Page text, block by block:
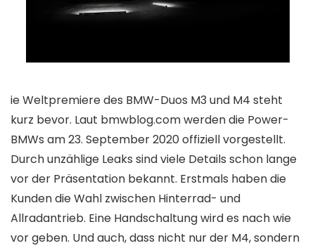
ie Weltpremiere des BMW-Duos M3 und M4 steht
kurz bevor. Laut bmwblog.com werden die Power-
BMWs am 23. September 2020 offiziell vorgestellt.
Durch unzählige Leaks sind viele Details schon lange
vor der Präsentation bekannt. Erstmals haben die
Kunden die Wahl zwischen Hinterrad- und
Allradantrieb. Eine Handschaltung wird es nach wie
vor geben. Und auch, dass nicht nur der M4, sondern